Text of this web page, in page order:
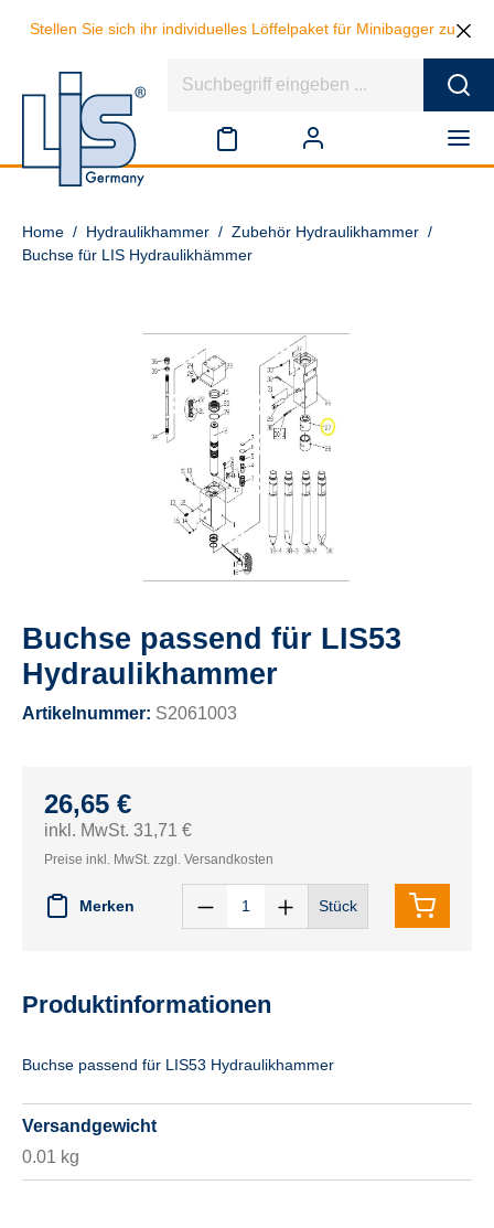
Stellen Sie sich ihr individuelles Löffelpaket für Minibagger
Home / Hydraulikhammer / Zubehör Hydraulikhammer /
Buchse für LIS Hydraulikhämmer
Buchse passend für LIS53
Hydraulikhammer
Artikelnummer: S2061003
26,65 €
inkl. MwSt. 31,71 €
Preise inkl. MwSt. zzgl. Versandkosten
Merken Stück
Produktinformationen
Buchse passend für LIS53 Hydraulikhammer
Versandgewicht
0.01 kg